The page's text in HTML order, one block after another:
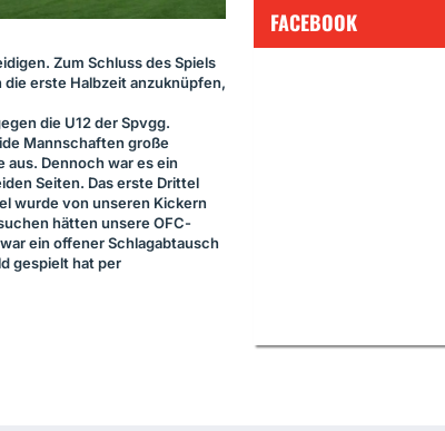
Zum Schluss des Spiels
erste Halbzeit anzuknüpfen,
die U12 der Spvgg.
Mannschaften große
aus. Dennoch war es ein
Seiten. Das erste Drittel
wurde von unseren Kickern
hätten unsereOFC-
ein offener Schlagabtausch
gespielt hat per
FACEBOOK